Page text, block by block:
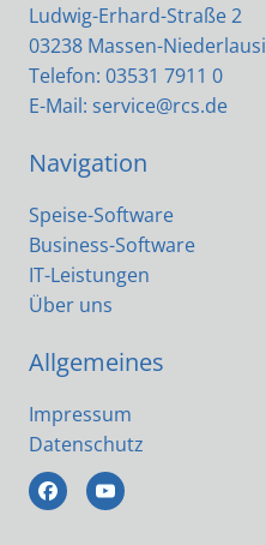
Ludwig-Erhard-Straße 2
03238 Massen-
Telefon: 03531 7911 0
E-Mail: service@rcs.de
Navigation
Speise-Software
Business-Software
IT-Leistungen
Über uns
Allgemeines
Impressum
Datenschutz